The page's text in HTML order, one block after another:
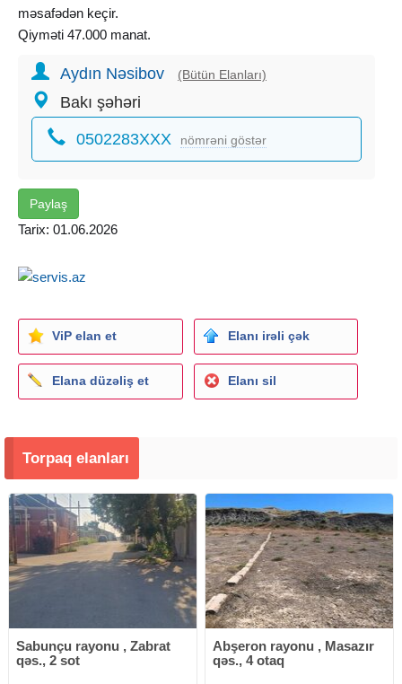
məsafədən keçir.
Qiyməti 47.000 manat.
Aydın Nəsibov (Bütün Elanları)
Bakı şəhəri
0502283XXX nömrəni göstər
Paylaş
Tarix: 01.06.2026
ViP elan et Elanı irəli çək
Elana düzəliş et Elanı sil
Torpaq elanları
Sabunçu rayonu , Zabrat
qəs., 2 sot
Abşeron rayonu , Masazır
qəs., 4 otaq